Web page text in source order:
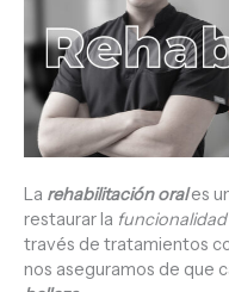
La rehabilitación orales
restaurar la funcionalidad
través de tratamientos
nos aseguramos de que